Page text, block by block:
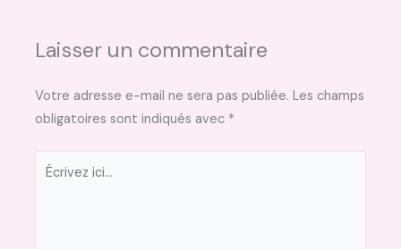
Laisser un commentaire
Votre adresse e-mail ne sera pas publiée. Les champs
obligatoires sont indiqués avec *
Écrivez